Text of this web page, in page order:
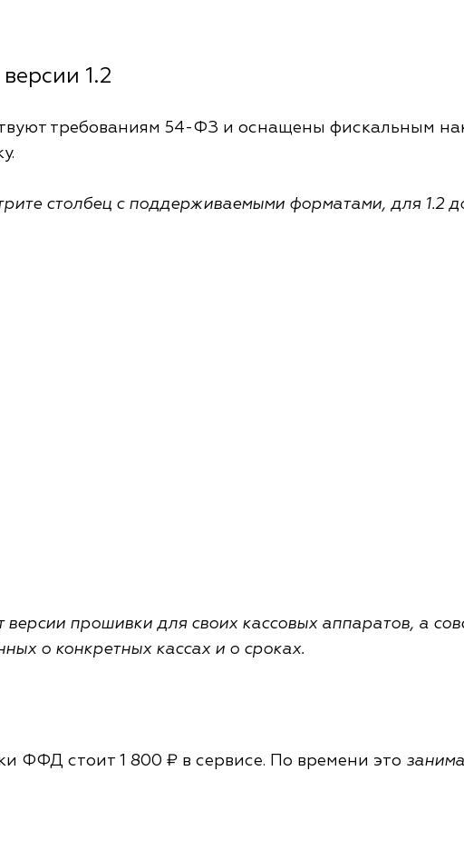
1.2
требованиям 54-ФЗ и оснащены фискальным
столбец с поддерживаемыми форматами, для 1.2
прошивки для своих кассовых аппаратов, а
о конкретных кассах и о сроках.
ФФД стоит 1 800 ₽ в сервисе. По времени это